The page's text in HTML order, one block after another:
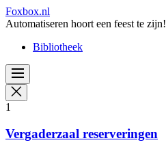
Skip
to
content
Foxbox.nl
Automatiseren hoort een feest te zijn!
Bibliotheek
1
Vergaderzaal reserveringen